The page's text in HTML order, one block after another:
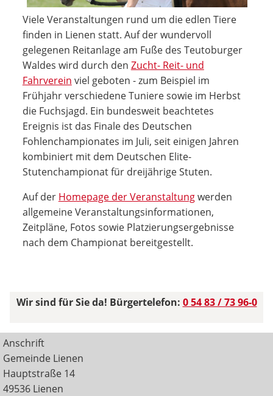
Viele Veranstaltungen rund um die edlen Tiere
finden in Lienen statt. Auf der wundervoll
gelegenen Reitanlage am Fuße des Teutoburger
Waldes wird durch den Zucht- Reit- und
Fahrverein viel geboten - zum Beispiel im
Frühjahr verschiedene Tuniere sowie im Herbst
die Fuchsjagd. Ein bundesweit beachtetes
Ereignis ist das Finale des Deutschen
Fohlenchampionates im Juli, seit einigen Jahren
kombiniert mit dem Deutschen Elite-
Stutenchampionat für dreijährige Stuten.
Auf der Homepage der Veranstaltungwerden
allgemeine Veranstaltungsinformationen,
Zeitpläne, Fotos sowie Platzierungsergebnisse
nach dem Championat bereitgestellt.
Wir sind für Sie da! Bürgertelefon: 0 54 83 / 73 96-0
Anschrift
Gemeinde Lienen
Hauptstraße 14
49536 Lienen